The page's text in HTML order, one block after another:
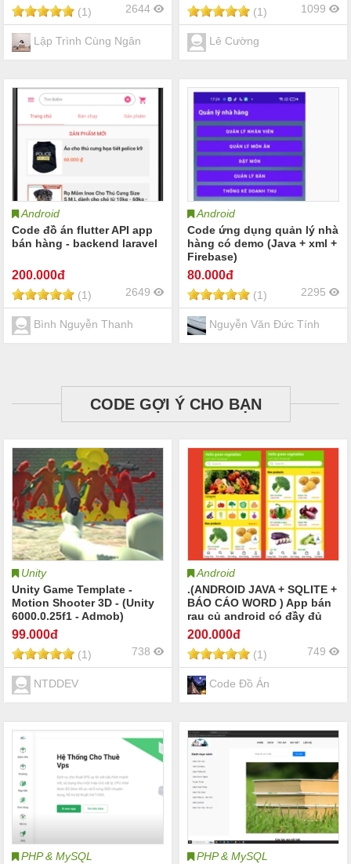
(1) 2644
Lập Trình Cùng Ngân
(1) 1099
Lê Cường
Android
Code đồ án flutter API app
bán hàng - backend laravel
200.000đ
(1) 2649
Bình Nguyễn Thanh
Android
Code ứng dụng quản lý nhà
hàng có demo (Java + xml +
Firebase)
80.000đ
(1) 2295
Nguyễn Văn Đức Tính
CODE GỢI Ý CHO BẠN
Unity
Unity Game Template -
Motion Shooter 3D - (Unity
6000.0.25f1 - Admob)
99.000đ
(1) 738
NTDDEV
Android
.(ANDROID JAVA + SQLITE +
BÁO CÁO WORD ) App bán
rau củ android có đầy đủ
chức năng quản trị và đặt
hàng, xem giỏ hàng thanh
toán, xem chi tiết đơn hàng,
thêm , sửa, xóa.
200.000đ
(1) 749
Code Đồ Án
PHP & MySQL
PHP & MySQL